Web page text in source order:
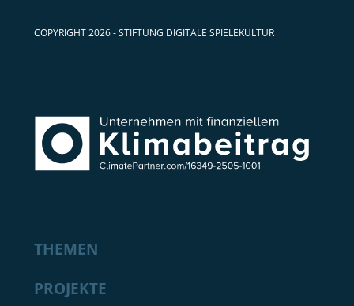
COPYRIGHT 2026 - STIFTUNG DIGITALE SPIELEKULTUR
THEMEN
PROJEKTE